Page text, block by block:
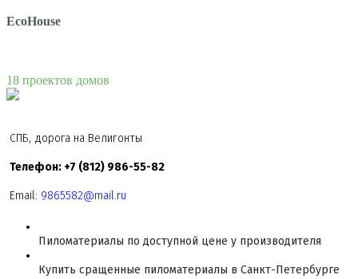
EcoHouse
18 проектов домов
СПБ, дорога на Велигонты
Телефон: +7 (812) 986-55-82
Email: 9865582@mail.ru
Пиломатериалы по доступной цене у производителя
Купить сращенные пиломатериалы в Санкт-Петербурге